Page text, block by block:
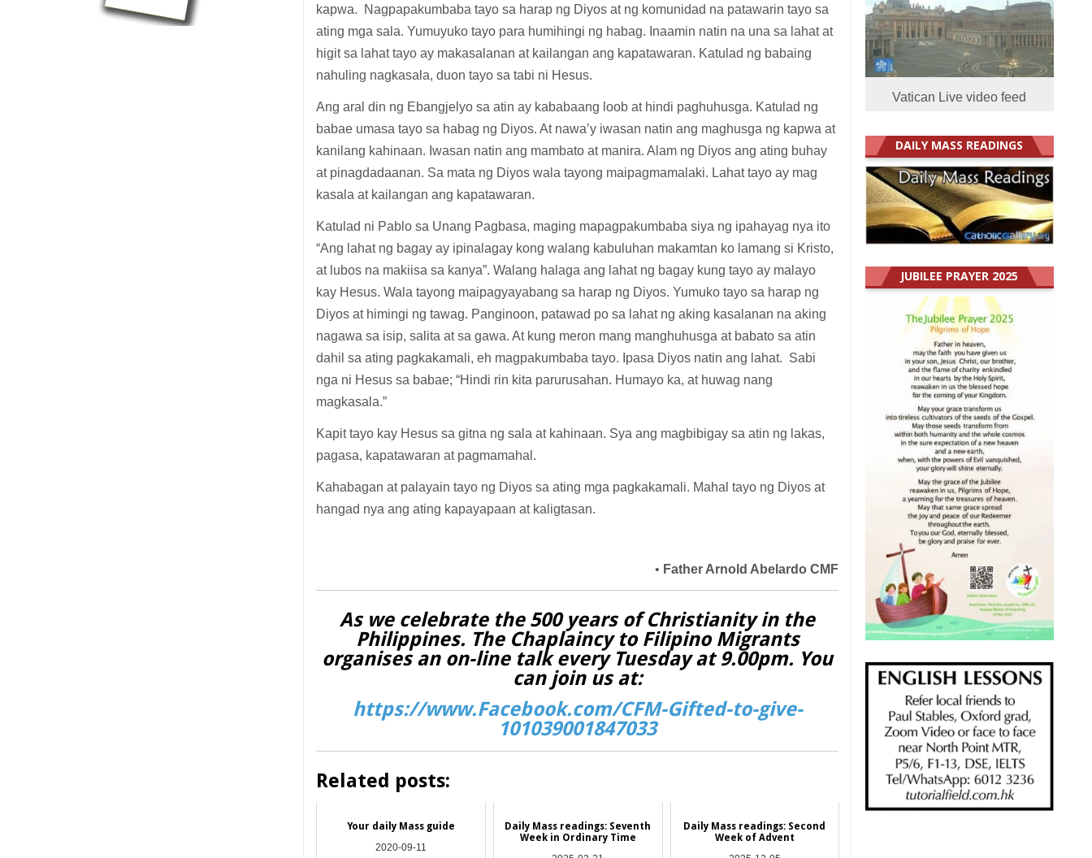
kapwa. Nagpapakumbaba tayo sa harap ng Diyos at ng komunidad na patawarin tayo sa
ating mga sala. Yumuyuko tayo para humihingi ng habag. Inaamin natin na una sa lahat at
higit sa lahat tayo ay makasalanan at kailangan ang kapatawaran. Katulad ng babaing
nahuling nagkasala, duon tayo sa tabi ni Hesus.
Ang aral din ng Ebangjelyo sa atin ay kababaang loob at hindi paghuhusga. Katulad ng
babae umasa tayo sa habag ng Diyos. At nawa’y iwasan natin ang maghusga ng kapwa at
kanilang kahinaan. Iwasan natin ang mambato at manira. Alam ng Diyos ang ating buhay
at pinagdadaanan. Sa mata ng Diyos wala tayong maipagmamalaki. Lahat tayo ay mag
kasala at kailangan ang kapatawaran.
Katulad ni Pablo sa Unang Pagbasa, maging mapagpakumbaba siya ng ipahayag nya ito
“Ang lahat ng bagay ay ipinalagay kong walang kabuluhan makamtan ko lamang si Kristo,
at lubos na makiisa sa kanya”. Walang halaga ang lahat ng bagay kung tayo ay malayo
kay Hesus. Wala tayong maipagyayabang sa harap ng Diyos. Yumuko tayo sa harap ng
Diyos at himingi ng tawag. Panginoon, patawad po sa lahat ng aking kasalanan na aking
nagawa sa isip, salita at sa gawa. At kung meron mang manghuhusga at babato sa atin
dahil sa ating pagkakamali, eh magpakumbaba tayo. Ipasa Diyos natin ang lahat. Sabi
nga ni Hesus sa babae; “Hindi rin kita parurusahan. Humayo ka, at huwag nang
magkasala.”
Kapit tayo kay Hesus sa gitna ng sala at kahinaan. Sya ang magbibigay sa atin ng lakas,
pagasa, kapatawaran at pagmamahal.
Kahabagan at palayain tayo ng Diyos sa ating mga pagkakamali. Mahal tayo ng Diyos at
hangad nya ang ating kapayapaan at kaligtasan.
• Father Arnold Abelardo CMF
As we celebrate the 500 years of Christianity in the
Philippines. The Chaplaincy to Filipino Migrants
organises an on-line talk every Tuesday at 9.00pm. You
can join us at:
https://www.Facebook.com/CFM-Gifted-to-give-
101039001847033
Related posts:
Your daily Mass guide
2020-09-11
Daily Mass readings: Seventh
Week in Ordinary Time
Daily Mass readings: Second
Week of Advent
Vatican Live video feed
DAILY MASS READINGS
JUBILEE PRAYER 2025